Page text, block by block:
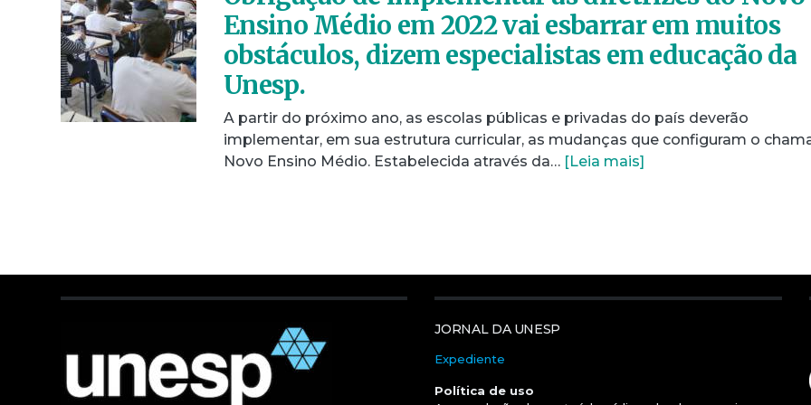
Ensino Médio em 2022 vai esbarrar em muitos
obstáculos, dizem especialistas em educação da
Unesp.
A partir do próximo ano, as escolas públicas e privadas do país deverão
implementar, em sua estrutura curricular, as mudanças que configuram o
Novo Ensino Médio. Estabelecida através da… [Leia mais]
JORNAL DA UNESP
Expediente
Política de uso